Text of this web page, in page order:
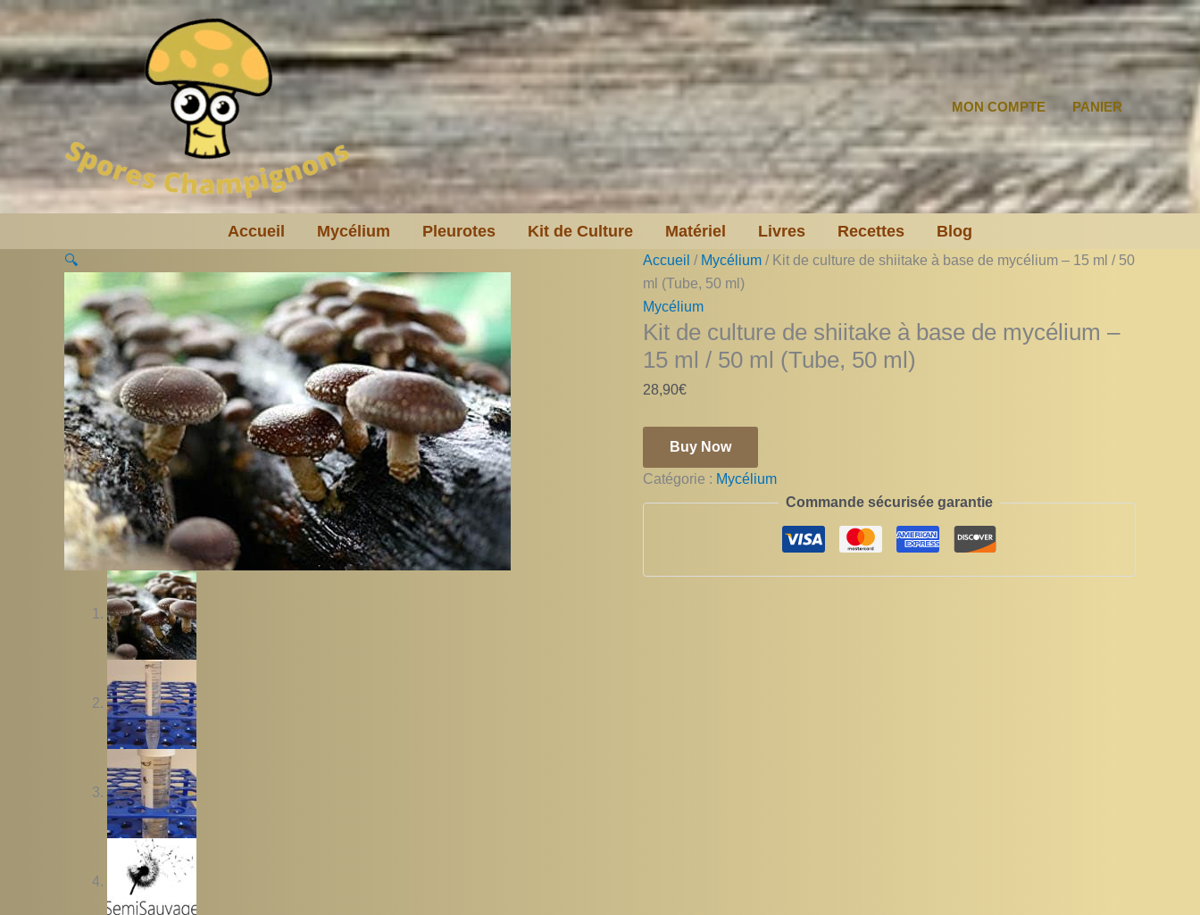
Aller
contenu
MON COMPTE PANIER
Accueil Mycélium Pleurotes Kit de Culture Matériel Livres Recettes Blog
🔍 Accueil / Mycélium / Kit de culture de shiitake à base de mycélium – 15 ml / 50
ml (Tube, 50 ml)
Mycélium
Kit de culture de shiitake à base de mycélium –
15 ml / 50 ml (Tube, 50 ml)
28,90€
Buy Now
Catégorie : Mycélium
Commande sécurisée garantie